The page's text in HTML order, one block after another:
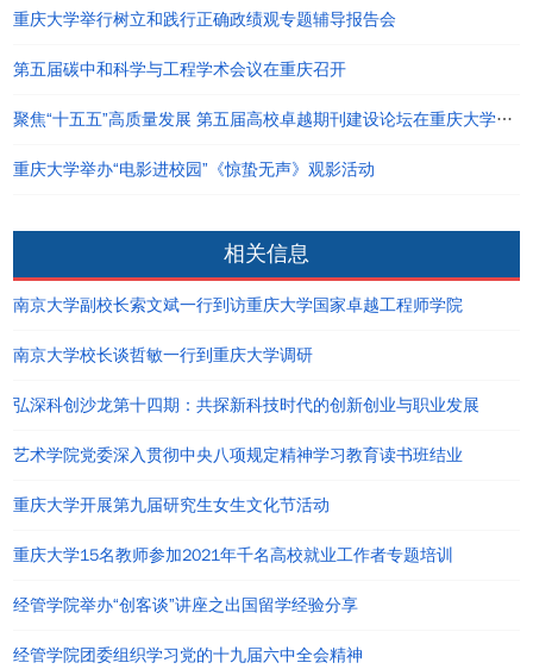
重庆大学举行树立和践行正确政绩观专题辅导报告会
第五届碳中和科学与工程学术会议在重庆召开
聚焦“十五五”高质量发展 第五届高校卓越期刊建设论坛在重庆大学举行
重庆大学举办“电影进校园”《惊蛰无声》观影活动
相关信息
南京大学副校长索文斌一行到访重庆大学国家卓越工程师学院
南京大学校长谈哲敏一行到重庆大学调研
弘深科创沙龙第十四期：共探新科技时代的创新创业与职业发展
艺术学院党委深入贯彻中央八项规定精神学习教育读书班结业
重庆大学开展第九届研究生女生文化节活动
重庆大学15名教师参加2021年千名高校就业工作者专题培训
经管学院举办“创客谈”讲座之出国留学经验分享
经管学院团委组织学习党的十九届六中全会精神